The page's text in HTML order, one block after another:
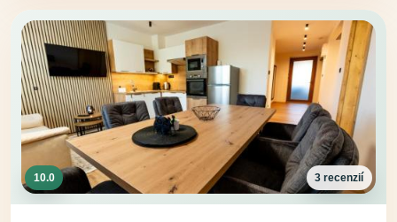
10.0 3 recenzií